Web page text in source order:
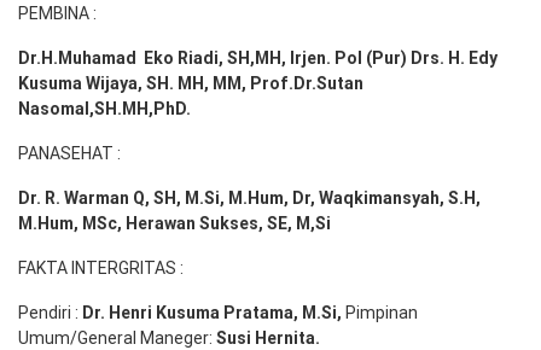
PEMBINA :
Dr.H.Muhamad Eko Riadi, SH,MH , Irjen. Pol (Pur) Drs. H. Edy
Kusuma Wijaya, SH. MH, MM, Prof. Dr.Sutan
Nasomal,SH.MH,PhD.
PANASEHAT :
Dr. R. Warman Q, SH, M.Si, M.Hum, Dr, Waqkimansyah, S.H,
M.Hum, MSc, Herawan Sukses, SE, M,Si
FAKTA INTERGRITAS :
Pendiri : Dr. Henri Kusuma Pratama, M.Si, Pimpinan
Umum/General Maneger: Susi Hernita.